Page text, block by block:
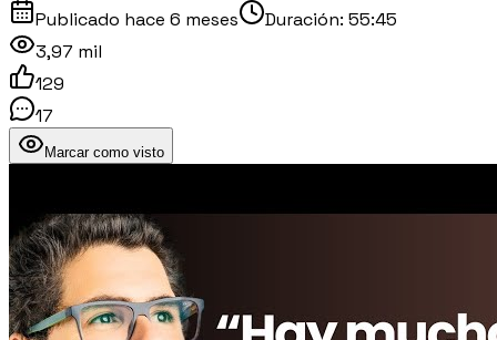
Publicado hace 6 meses Duración: 55:45
3,97 mil
129
17
Marcar como visto